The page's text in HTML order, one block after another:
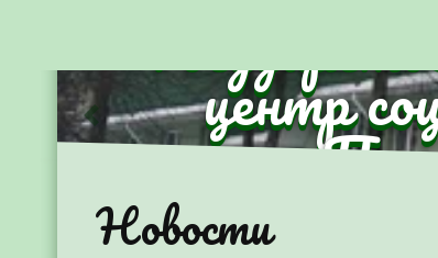
центр
Предыдущий
Новости